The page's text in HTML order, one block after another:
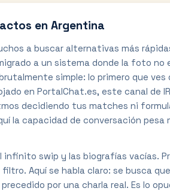
en Argentina
a buscar alternativas más
a un sistema donde la foto no
simple: lo primero que ves
en PortalChat.es, este canal de
decidiendo tus matches ni
la capacidad de conversación pesa
infinito swip y las biografías vacías.
Aquí se habla claro: se busca
por una charla real. Es lo